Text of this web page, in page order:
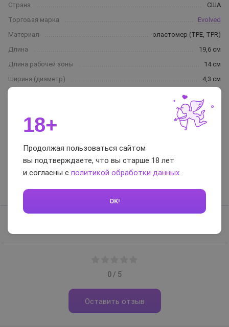
Страна
США
Торговая марка
Evolved
Материал
эластомер (TPE, TPR)
Длина
19,6 см
Длина рабочей зоны
14 см
Ширина (диаметр)
4,3 см
100% (можно использовать под
водой)
телесный
Отзывы и вопросы-
ответы
Отзывы Вопросы-ответы
0 / 5
Оставить отзыв
18+
Продолжая пользоваться сайтом
вы подтверждаете, что вы старше 18 лет
и согласны с политикой обработки данных.
OK!